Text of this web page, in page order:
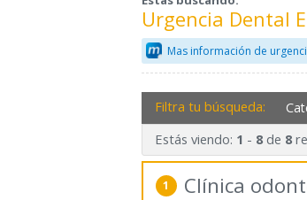
Urgencia Dental
Mas información de
Filtra tu búsqueda:
Estás viendo: 1 - 8de 8
1 Clínica